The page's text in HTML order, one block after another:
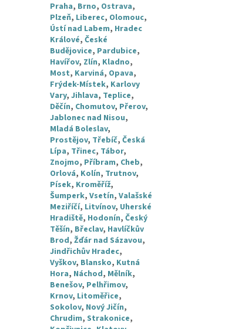
Praha, Brno, Ostrava,
Plzeň, Liberec, Olomouc,
Ústí nad Labem, Hradec
Králové,České
Budějovice, Pardubice,
Havířov, Zlín, Kladno,
Most, Karviná, Opava,
Frýdek-Místek, Karlovy
Vary,Jihlava, Teplice,
Děčín, Chomutov, Přerov,
Jablonec nad Nisou,
Mladá Boleslav,
Prostějov, Třebíč,Česká
Lípa, Třinec, Tábor,
Znojmo, Příbram, Cheb,
Orlová, Kolín, Trutnov,
Písek, Kroměříž,
Šumperk,Vsetín,Valašské
Meziříčí, Litvínov, Uherské
Hradiště, Hodonín,Český
Těšín, Břeclav, Havlíčkův
Brod,Žďár nad Sázavou,
Jindřichův Hradec,
Vyškov, Blansko, Kutná
Hora, Náchod, Mělník,
Benešov, Pelhřimov,
Krnov, Litoměřice,
Sokolov, Nový Jičín,
Chrudim,Strakonice,